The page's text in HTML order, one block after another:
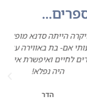
מאפשרת
ונושמת.
של רוגע. תודה!